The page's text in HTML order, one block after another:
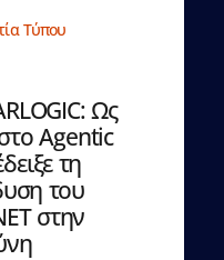
Τύπου
Ως
Agentic
τη
του
στην